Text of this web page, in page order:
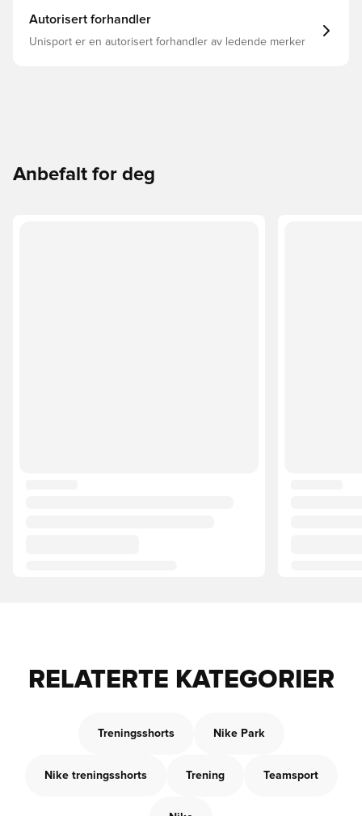
Autorisert forhandler
Unisport er en autorisert forhandler av ledende merker
Anbefalt for deg
RELATERTE KATEGORIER
Treningsshorts Nike Park
Nike treningsshorts Trening Teamsport